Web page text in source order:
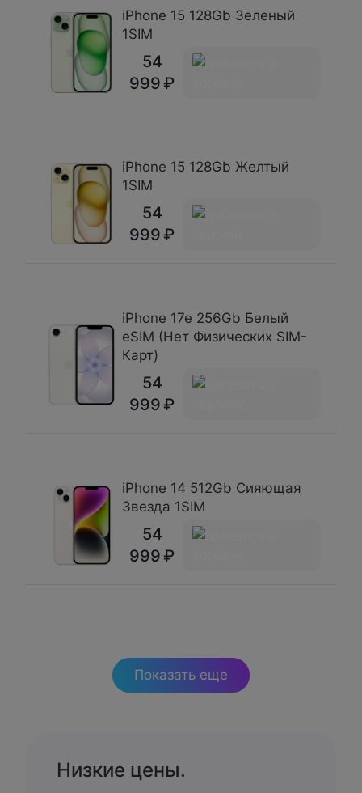
iPhone 15 128Gb Зеленый
1SIM
54
999
iPhone 15 128Gb Желтый
1SIM
54
999
iPhone 17e 256Gb Белый
eSIM (Нет Физических SIM-
Карт)
54
999
iPhone 14 512Gb Сияющая
Звезда 1SIM
54
999
Показать еще
Низкие цены.